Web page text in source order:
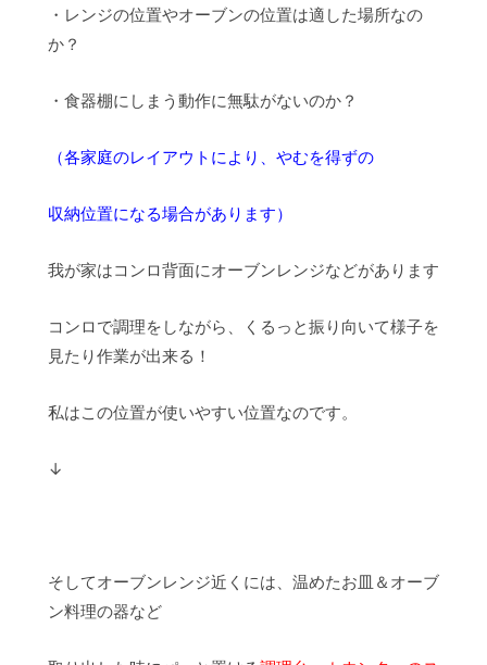
・レンジの位置やオーブンの位置は適した場所なの
か？
・食器棚にしまう動作に無駄がないのか？
（各家庭のレイアウトにより、やむを得ずの
収納位置になる場合があります）
我が家はコンロ背面にオーブンレンジなどがあります
コンロで調理をしながら、くるっと振り向いて様子を
見たり作業が出来る！
私はこの位置が使いやすい位置なのです。
↓
そしてオーブンレンジ近くには、温めたお皿＆オーブ
ン料理の器など